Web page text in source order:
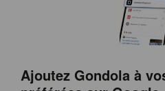
Ajoutez Gondola à